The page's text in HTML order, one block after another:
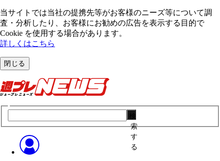
当サイトでは当社の提携先等がお客様のニーズ等について調
査・分析したり、お客様にお勧めの広告を表⽰する⽬的で
Cookie を使⽤する場合があります。
詳しくはこちら
閉じる
索
す
る